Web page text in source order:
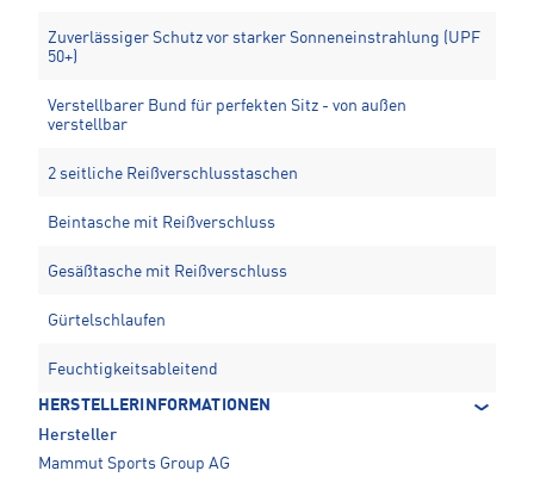
Zuverlässiger Schutz vor starker Sonneneinstrahlung (UPF
50+)
Verstellbarer Bund für perfekten Sitz - von außen
verstellbar
2 seitliche Reißverschlusstaschen
Beintasche mit Reißverschluss
Gesäßtasche mit Reißverschluss
Gürtelschlaufen
Feuchtigkeitsableitend
HERSTELLERINFORMATIONEN
Hersteller
Mammut Sports Group AG